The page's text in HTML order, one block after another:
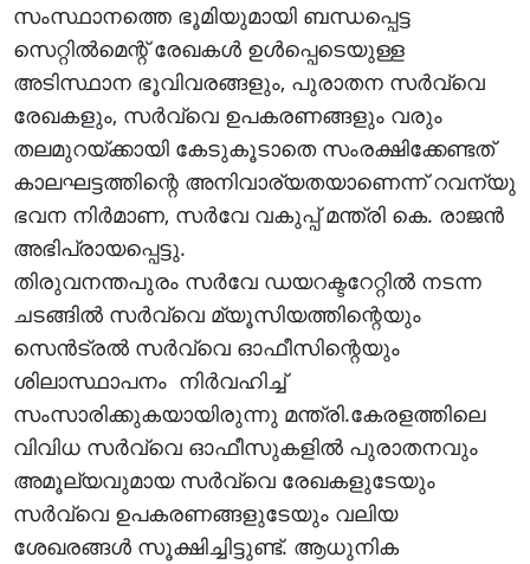
സംസ്ഥാനത്തെ ഭൂമിയുമായി ബന്ധപ്പെട്ട
സെറ്റിൽമെന്റ് രേഖകൾ ഉൾപ്പെടെയുള്ള
അടിസ്ഥാന ഭൂവിവരങ്ങളും, പുരാതന സർവ്വെ
രേഖകളും, സർവ്വെ ഉപകരണങ്ങളും വരും
തലമുറയ്ക്കായി കേടുകൂടാതെ സംരക്ഷിക്കേണ്ടത്
കാലഘട്ടത്തിന്റെ അനിവാര്യതയാണെന്ന് റവന്യു
ഭവന നിർമാണ, സർവേ വകുപ്പ് മന്ത്രി കെ. രാജൻ
അഭിപ്രായപ്പെട്ടു.
തിരുവനന്തപുരം സർവേ ഡയറക്ടറേറ്റിൽ നടന്ന
ചടങ്ങിൽ സർവ്വെ മ്യൂസിയത്തിന്റെയും
സെൻട്രൽ സർവ്വെ ഓഫീസിന്റെയും
ശിലാസ്ഥാപനം നിർവഹിച്ച്
സംസാരിക്കുകയായിരുന്നു മന്ത്രി.കേരളത്തിലെ
വിവിധ സർവ്വെ ഓഫീസുകളിൽ പുരാതനവും
അമൂല്യവുമായ സർവ്വെ രേഖകളുടേയും
സർവ്വെ ഉപകരണങ്ങളുടേയും വലിയ
ശേഖരങ്ങൾ സൂക്ഷിച്ചിട്ടുണ്ട്. ആധുനിക